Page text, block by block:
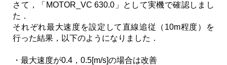
さて，「MOTOR_VC 630.0」として実機で確認しまし
た．
それぞれ最大速度を設定して直線追従（10m程度）を
行った結果，以下のようになりました．
・最大速度が0.4，0.5[m/s]の場合は改善